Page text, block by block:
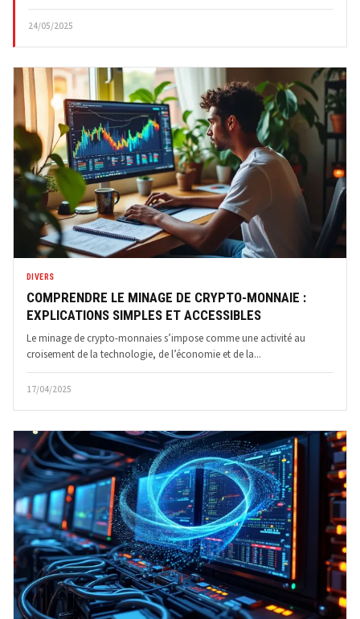
24/05/2025
DIVERS
COMPRENDRE LE MINAGE DE CRYPTO-MONNAIE :
EXPLICATIONS SIMPLES ET ACCESSIBLES
Le minage de crypto-monnaies s’impose comme une activité au
croisement de la technologie, de l’économie et de la...
17/04/2025